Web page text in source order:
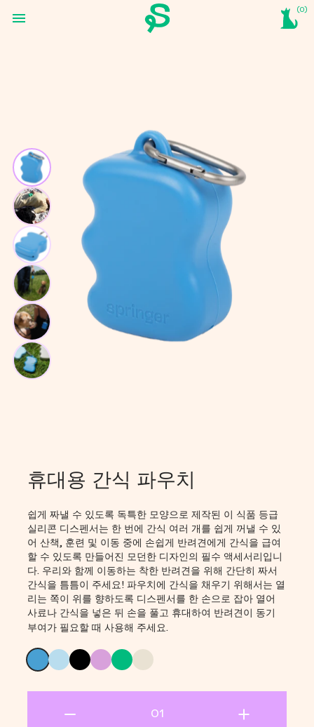
(0)
신상품 구경하기
Dog Travel Bottle
트래블 보틀 보기
Treat Dispenser
간식 파우치 보기
Poop Bags
풉백 배변봉투 보기
Shop All
휴대용 간식 파우치
쉽게 짜낼 수 있도록 독특한 모양으로 제작된 이 식품 등급
실리콘 디스펜서는 한 번에 간식 여러 개를 쉽게 꺼낼 수 있
어 산책, 훈련 및 이동 중에 손쉽게 반려견에게 간식을 급여
할 수 있도록 만들어진 모던한 디자인의 필수 액세서리입니
다. 우리와 함께 이동하는 착한 반려견을 위해 간단히 짜서
간식을 틈틈이 주세요! 파우치에 간식을 채우기 위해서는 열
리는 쪽이 위를 향하도록 디스펜서를 한 손으로 잡아 열어
사료나 간식을 넣은 뒤 손을 풀고 휴대하여 반려견이 동기
부여가 필요할 때 사용해 주세요.